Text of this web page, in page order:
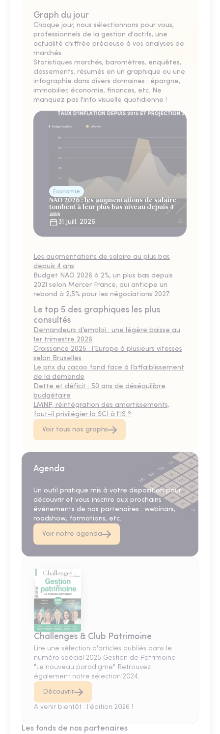
Graph du jour
Chaque jour, nous sélectionnons pour vous,
professionnels de la gestion d'actifs, une
actualité chiffrée précieuse à vos analyses de
marchés.
Statistiques marchés, baromètres, enquêtes,
classements, résumés en un graphique ou une
infographie dans divers domaines : épargne,
immobilier, économie, finances, etc. Ne
manquez pas l'info visuelle quotidienne !
Économie
NAO 2026 : les augmentations de salaire
tombent à leur plus bas niveau depuis 4
ans
31 Juill. 2026
Les augmentations de salaire au plus bas
depuis 4 ans
Budget NAO 2026 à 2%, un plus bas depuis
2021 selon Mercer France, qui anticipe un
rebond à 2,5% pour les négociations 2027.
Le top 5 des graphiques les plus
consultés
Demandeurs d’emploi : une légère baisse au
1er trimestre 2026
Croissance 2025 : l’Europe à plusieurs vitesses
selon Bruxelles
Le prix du cacao fond face à l’affaiblissement
de la demande
Dette et déficit : 50 ans de déséquilibre
budgétaire
LMNP, réintégration des amortissements,
faut-il privilégier la SCI à l'IS ?
Voir tous nos graphs
Agenda
Un outil pratique mis à votre disposition pour
découvrir et vous inscrire aux prochains
événements de nos partenaires : webinars,
roadshow, formations, etc.
Voir notre agenda
Challenges & Club Patrimoine
Lire une sélection d'articles publiés dans le
numéro spécial 2025 Gestion de Patrimoine
"Le nouveau paradigme". Retrouvez
également notre sélection 2024.
Découvrir
A venir bientôt : l'édition 2026 !
Les fonds de nos partenaires